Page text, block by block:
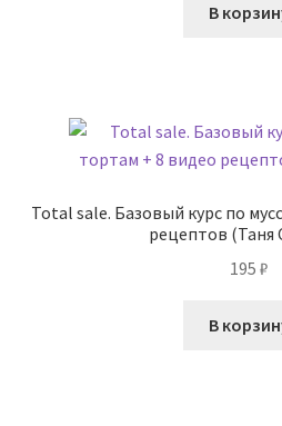
В
Total sale. Базовый курс по
рецептов (Таня
195 ₽
В